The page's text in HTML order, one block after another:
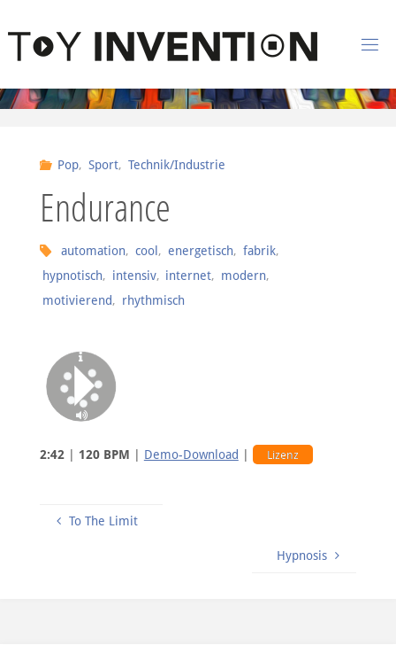
O
Y
Pop, Sport, Technik/Industrie
Endurance
automation, cool , energetisch, fabrik,
hypnotisch, intensiv, internet, modern,
motivierend, rhythmisch
2:42| 120 BPM | Demo-Download | Lizenz
To The Limit
Hypnosis